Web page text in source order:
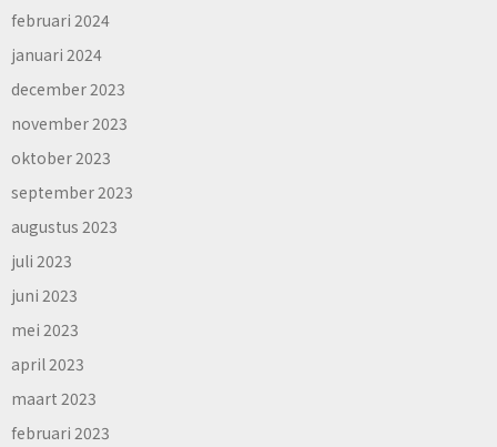
februari 2024
januari 2024
december 2023
november 2023
oktober 2023
september 2023
augustus 2023
juli 2023
juni 2023
mei 2023
april 2023
maart 2023
februari 2023